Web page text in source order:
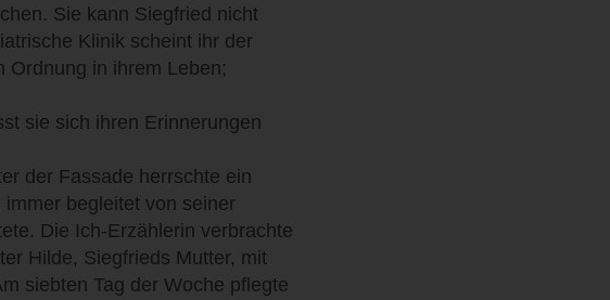
Sie kann Siegfried nicht
Klinik scheint ihr der
Ordnung in ihrem Leben;
sie sich ihren Erinnerungen
der Fassade herrschte ein
begleitet von seiner
Die Ich-Erzählerin verbrachte
Hilde, Siegfrieds Mutter, mit
siebten Tag der Woche pflegte